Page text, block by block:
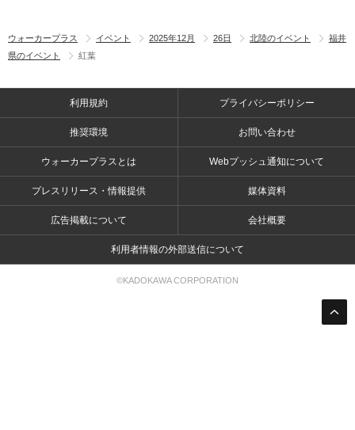
ウォーカープラス イベント 2025年12月 26日 北陸のイベント
福井
県のイベント
紅葉
利用規約 プライバシーポリシー
推奨環境 お問い合わせ
ウォーカープラスとは Webプッシュ通知について
プレスリリース・情報提供 媒体資料
広告掲載について 会社概要
利用者情報の外部送信について
©KADOKAWA CORPORATION